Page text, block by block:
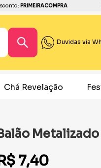
PRIMEIRACOMPRA
Duvidas via
Chá Revelação
7,40